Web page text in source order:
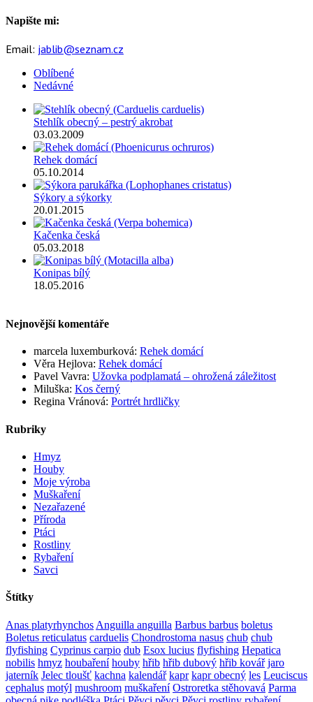
Napište mi:
Email: jablib@seznam.cz
Oblíbené
Nedávné
Stehlík obecný – pestrý akrobat
03.03.2009
Rehek domácí
05.10.2014
Sýkory a sýkorky
20.01.2015
Kačenka česká
05.03.2018
Konipas bílý
18.05.2016
Nejnovější komentáře
marcela luxemburková: Rehek domácí
Věra Hejlova: Rehek domácí
Pavel Vavra: Užovka podplamatá – ohrožená záležitost
Miluška: Kos černý
Regina Vránová: Portrét hrdličky
Rubriky
Hmyz
Houby
Moje výroba
Muškaření
Nezařazené
Příroda
Ptáci
Rostliny
Rybaření
Savci
Štítky
Anas platyrhynchos Anguilla anguilla Barbus barbus boletus
Boletus reticulatus carduelis Chondrostoma nasus chub chub
flyfishing Cyprinus carpio dub Esox lucius flyfishing Hepatica
nobilis hmyz houbaření houby hřib hřib dubový hřib kovář jaro
jaterník Jelec tloušť kachna kalendář kapr kapr obecný les Leuciscus
cephalus motýl mushroom muškaření Ostroretka stěhovavá Parma